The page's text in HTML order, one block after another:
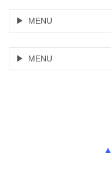
MENU
MENU
▲